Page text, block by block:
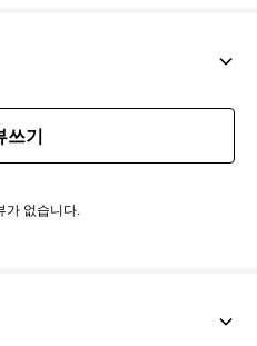
쓰기
가 없습니다.